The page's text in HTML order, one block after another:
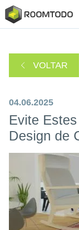
Faça
E-mail
Um link de
VOLTAR
04.06.2025
Evite
Design de